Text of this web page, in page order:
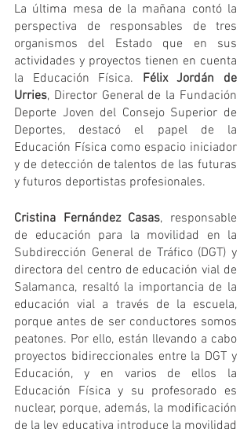
La última mesa de la mañana contó la
perspectiva de responsables de tres
organismos del Estado que en sus
actividades y proyectos tienen en cuenta
la Educación Física. Félix Jordán de
Urries, Director General de la Fundación
Deporte Joven del Consejo Superior de
Deportes, destacó el papel de la
Educación Física como espacio iniciador
y de detección de talentos de las futuras
y futuros deportistas profesionales.
Cristina Fernández Casas, responsable
de educación para la movilidad en la
Subdirección General de Tráfico (DGT) y
directora del centro de educación vial de
Salamanca, resaltó la importancia de la
educación vial a través de la escuela,
porque antes de ser conductores somos
peatones. Por ello, están llevando a cabo
proyectos bidireccionales entre la DGT y
Educación, y en varios de ellos la
Educación Física y su profesorado es
nuclear, porque, además, la modificación
de la ley educativa introduce la movilidad